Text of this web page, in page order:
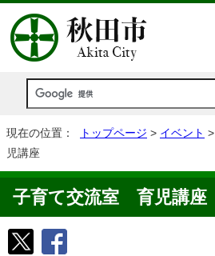
現在の位置： トップページ > イベント >
児講座
子育て交流室 育児講座